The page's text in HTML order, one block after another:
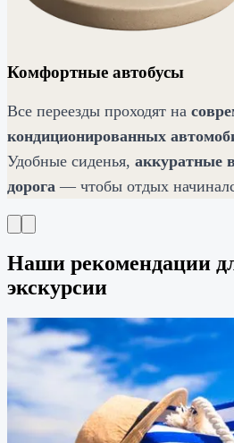
Комфортные автобусы
Все переезды проходят на
кондиционированных
Удобные сиденья, аккуратные
дорога — чтобы отдых
Наши рекомендации
экскурсии